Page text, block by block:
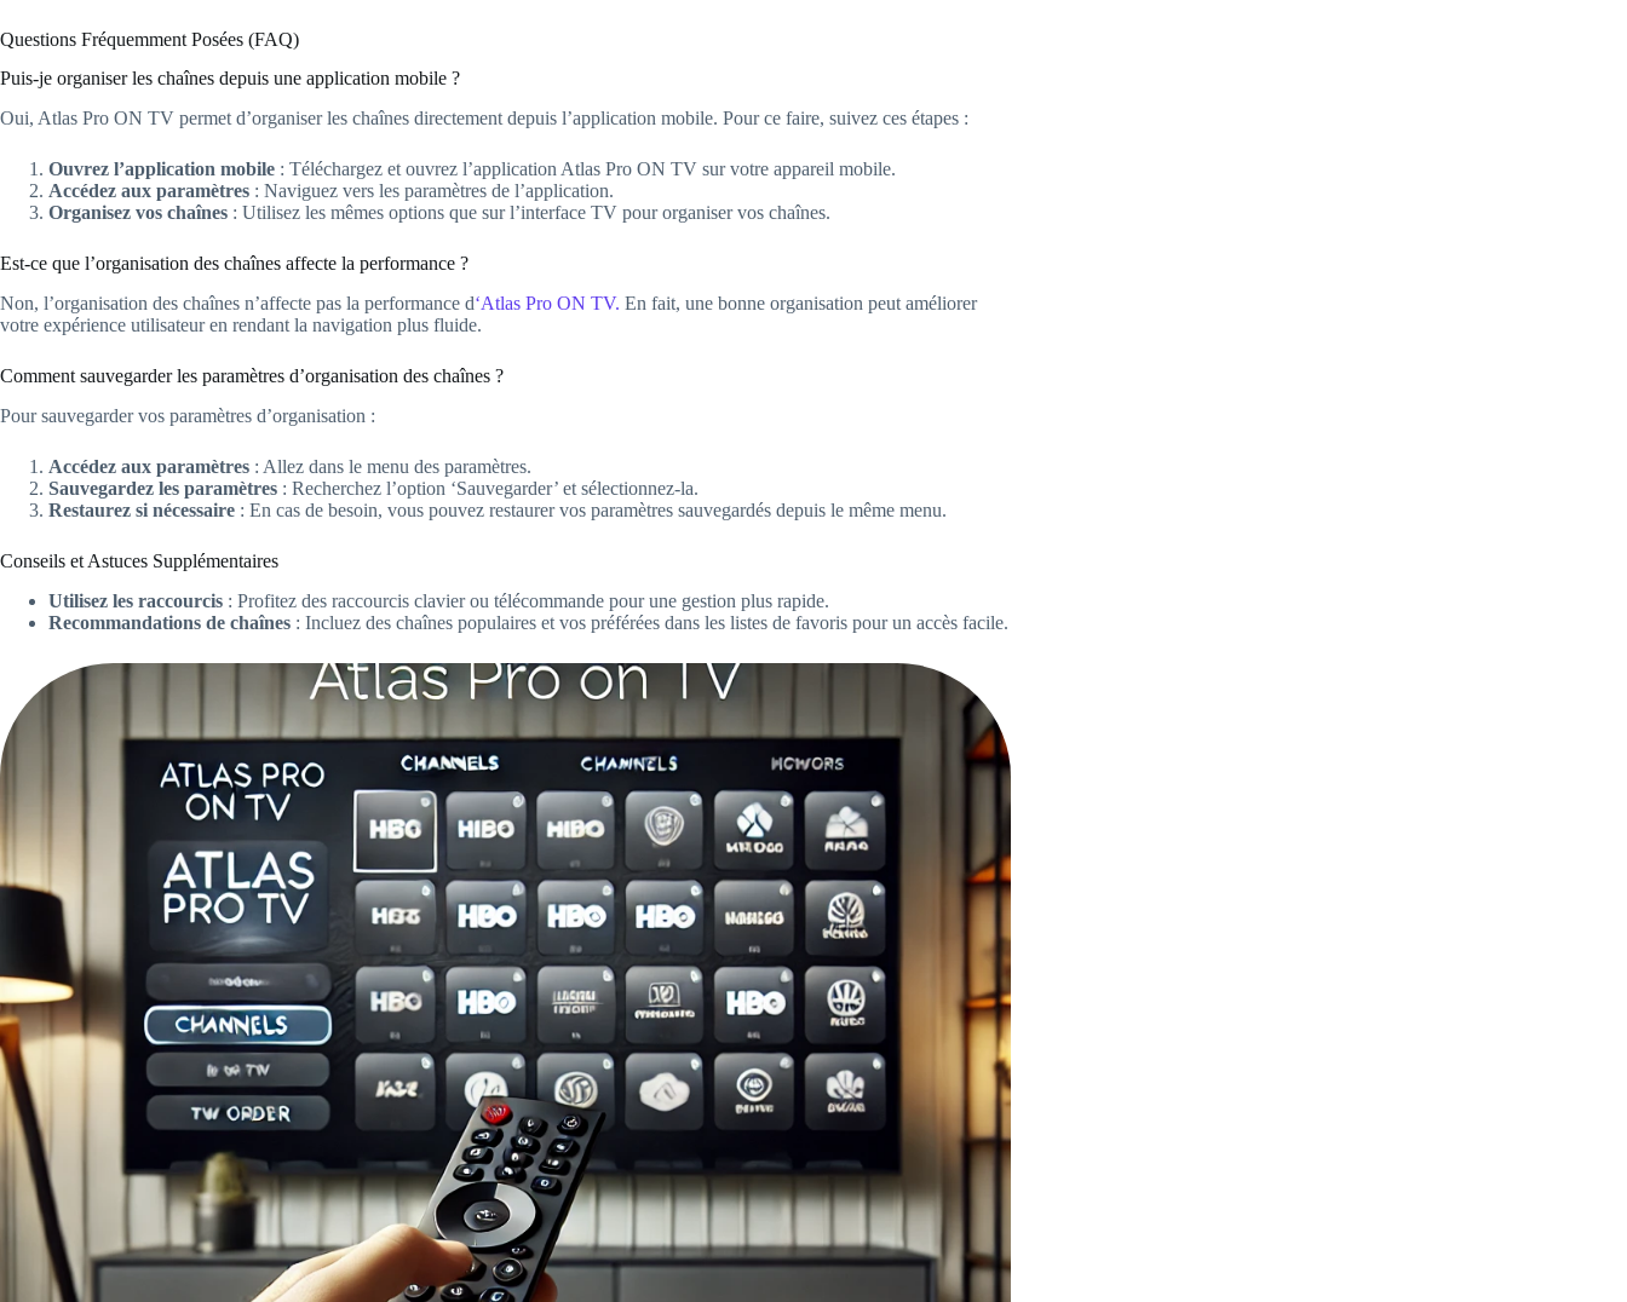
Questions Fréquemment Posées (FAQ)
Puis-je organiser les chaînes depuis une application mobile ?
Oui, Atlas Pro ON TV permet d’organiser les chaînes directement depuis l’application mobile. Pour ce faire, suivez ces étapes :
Ouvrez l’application mobile : Téléchargez et ouvrez l’application Atlas Pro ON TV sur votre appareil mobile.
Accédez aux paramètres : Naviguez vers les paramètres de l’application.
Organisez vos chaînes : Utilisez les mêmes options que sur l’interface TV pour organiser vos chaînes.
Est-ce que l’organisation des chaînes affecte la performance ?
Non, l’organisation des chaînes n’affecte pas la performance d‘Atlas Pro ON TV. En fait, une bonne organisation peut améliorer
votre expérience utilisateur en rendant la navigation plus fluide.
Comment sauvegarder les paramètres d’organisation des chaînes ?
Pour sauvegarder vos paramètres d’organisation :
Accédez aux paramètres : Allez dans le menu des paramètres.
Sauvegardez les paramètres : Recherchez l’option ‘Sauvegarder’ et sélectionnez-la.
Restaurez si nécessaire : En cas de besoin, vous pouvez restaurer vos paramètres sauvegardés depuis le même menu.
Conseils et Astuces Supplémentaires
Utilisez les raccourcis : Profitez des raccourcis clavier ou télécommande pour une gestion plus rapide.
Recommandations de chaînes : Incluez des chaînes populaires et vos préférées dans les listes de favoris pour un accès facile.